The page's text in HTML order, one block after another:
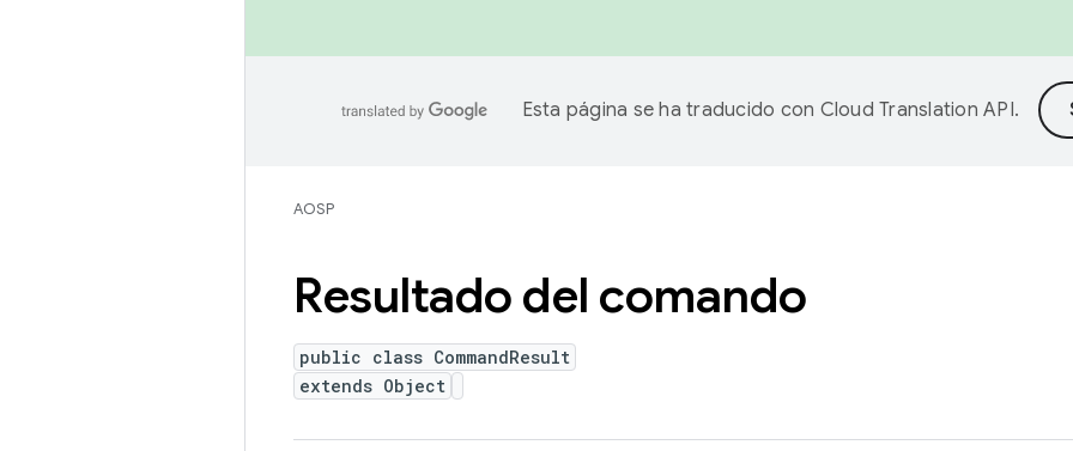
Esta página se ha traducido con Cloud Translation API.
AOSP
Resultado del comando
public class CommandResult
extends Object